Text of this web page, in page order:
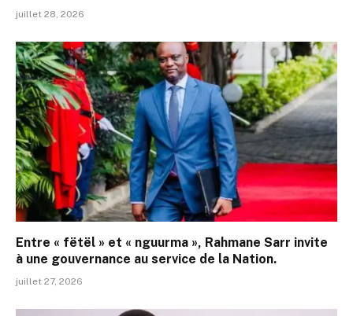
juillet 28, 2026
Entre « fëtël » et « nguurma », Rahmane Sarr invite
à une gouvernance au service de la Nation.
juillet 27, 2026